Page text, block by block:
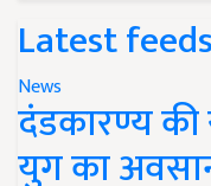
Latest feeds
News
दंडकारण्य
युग का